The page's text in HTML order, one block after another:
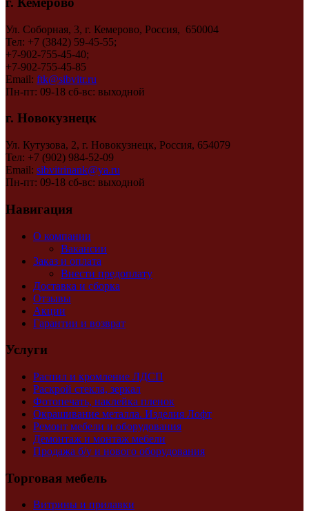
Ул. Соборная, 3, г. Кемерово, Россия, 650004
Тел: +7 (3842) 59-45-55;
+7-902-755-45-40;
+7-902-755-45-85
Email: ftk@sibvitr.ru
Пн-пт: 09-18 сб-вс: выходной
г. Новокузнецк
Ул. Кутузова, 2, г. Новокузнецк, Россия, 654079
Тел: +7 (902) 984-52-09
Email: sibvitrinank@ya.ru
Пн-пт: 09-18 сб-вс: выходной
Навигация
О компании
Вакансии
Заказ и оплата
Внести предоплату
Доставка и сборка
Отзывы
Акции
Гарантии и возврат
Услуги
Распил и кромление ЛДСП
Раскрой стекла, зеркал
Фотопечать, наклейка пленок
Окрашивание металла. Изделия Лофт
Ремонт мебели и оборудования
Демонтаж и монтаж мебели
Продажа б/у и нового оборудования
Торговая мебель
Витрины и прилавки